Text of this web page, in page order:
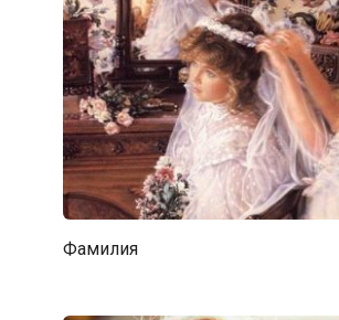
Фамилия